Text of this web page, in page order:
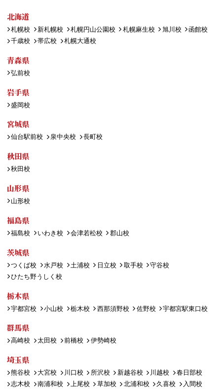
北海道
札幌校 新札幌校 札幌円山公園校 札幌麻生校 旭川校
函館校
千歳校
帯広校 札幌大通校
青森県
弘前校
岩手県
盛岡校
宮城県
仙台駅前校 泉中央校 長町校
秋田県
秋田校
山形県
山形校
福島県
福島校 いわき校 会津若松校 郡山校
茨城県
つくば校 水戸校 土浦校 日立校 取手校
守谷校
ひたち野うしく校
栃木県
宇都宮校 小山校 栃木校 西那須野校 佐野校 宇都宮駅東口校
群馬県
高崎校 太田校 前橋校 伊勢崎校
埼玉県
熊谷校 大宮校 川口校 所沢校 新越谷校 川越校
春日部校
志木校
南浦和校 上尾校 草加校 北浦和校 久喜校 入間校